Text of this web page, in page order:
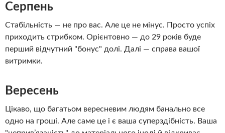
Серпень
Стабільність — не про вас. Але це не мінус. Просто успіх
приходить стрибком. Орієнтовно — до 29 років буде
перший відчутний "бонус" долі. Далі — справа вашої
витримки.
Вересень
Цікаво, що багатьом вересневим людям банально все
одно на гроші. Але саме це і є ваша суперздібність. Ваша